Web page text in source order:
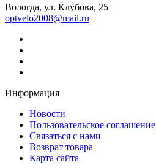
Вологда, ул. Клубова, 25
optvelo2008@mail.ru
Информация
Новости
Пользовательское соглашение
Связаться с нами
Возврат товара
Карта сайта